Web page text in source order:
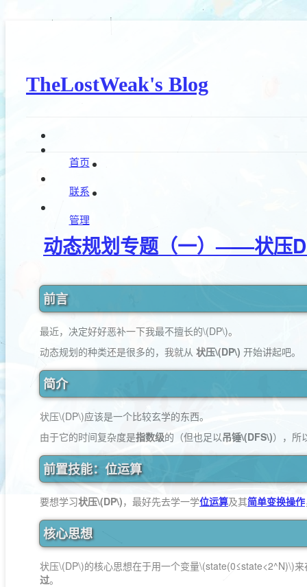
TheLostWeak's Blog
首页
联系
管理
动态规划专题（一）——状压
前言
最近，决定好好恶补一下我最不擅长的\(DP\)。
动态规划的种类还是很多的，我就从 状压\(DP\) 开始讲起吧。
简介
状压\(DP\)应该是一个比较玄学的东西。
由于它的时间复杂度是指数级的（但也足以吊锤\(DFS\)），所
前置技能：位运算
要想学习状压\(DP\)，最好先去学一学位运算及其简单变换操作
核心思想
状压\(DP\)的核心思想在于用一个变量\(state(0≤state<2^N)\)来
过。